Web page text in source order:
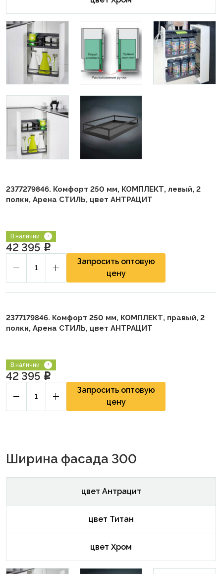
2377279846. Комфорт 250 мм, КОМПЛЕКТ, левый, 2
полки, Арена СТИЛЬ, цвет АНТРАЦИТ
В наличии
42 395 p
Запросить оптовую
цену
2377179846. Комфорт 250 мм, КОМПЛЕКТ, правый, 2
полки, Арена СТИЛЬ, цвет АНТРАЦИТ
В наличии
42 395 p
Запросить оптовую
цену
Ширина фасада 300
цвет Антрацит
цвет Титан
цвет Хром